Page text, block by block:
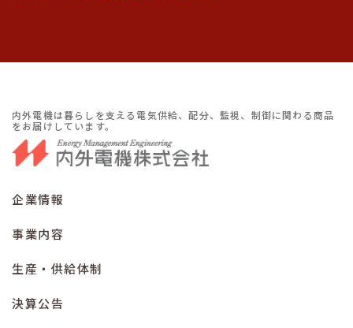
内外電機は暮らしを支える電気供給、配分、監視、制御に関わる商品
をお届けしています。
企業情報
事業内容
生産・供給体制
決算公告